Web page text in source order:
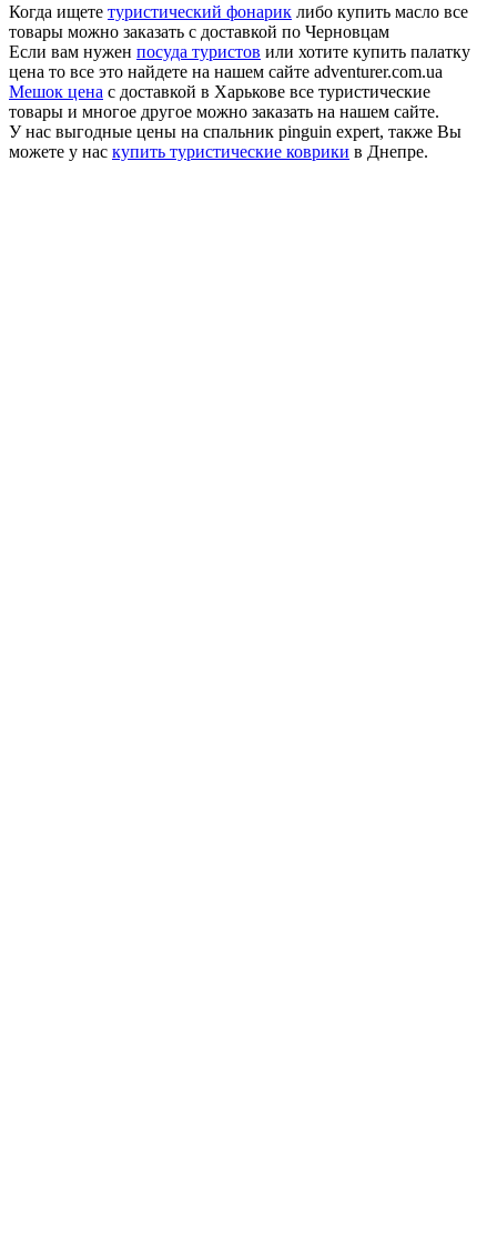
Когда ищете туристический фонарик либо купить масло все
товары можно заказать с доставкой по Черновцам
Если вам нужен посуда туристов или хотите купить палатку
цена то все это найдете на нашем сайте adventurer.com.ua
Мешок цена с доставкой в Харькове все туристические
товары и многое другое можно заказать на нашем сайте.
У нас выгодные цены на спальник pinguin expert, также Вы
можете у нас купить туристические коврики в Днепре.